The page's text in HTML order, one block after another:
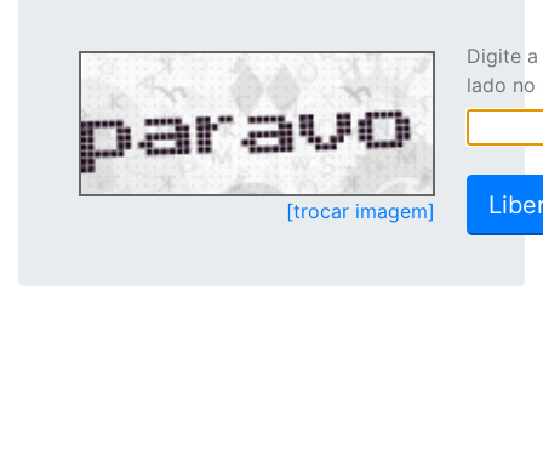
[trocar imagem]
Digite
lado no